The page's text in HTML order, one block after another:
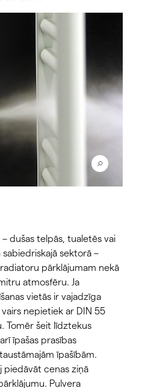
dušas telpās, tualetēs vai
sektorā –
pārklājumam nekā
atmosfēru. Ja
vietās ir vajadzīga
nepietiek ar DIN 55
Tomēr šeit līdztekus
īpašas prasības
īpašībām.
piedāvāt cenas ziņā
Pulvera